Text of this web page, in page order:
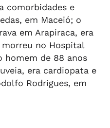
comorbidades e
em Maceió; o
em Arapiraca, era
no Hospital
homem de 88 anos
era cardiopata e
Rodrigues, em